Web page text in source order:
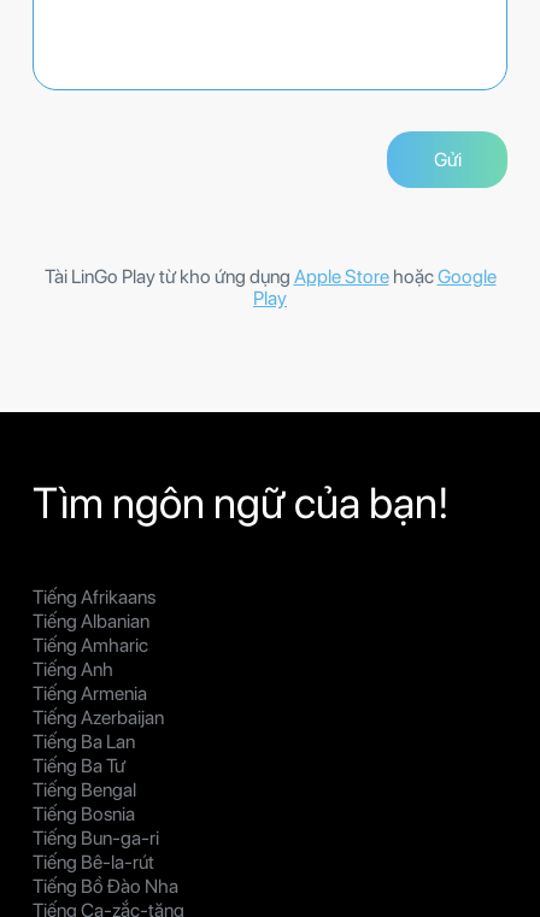
Tài LinGo Play từ kho ứng dụng Apple StorehoặcGoogle
Play
Tìm ngôn ngữ của bạn!
Tiếng Afrikaans
Tiếng Albanian
Tiếng Amharic
Tiếng Anh
Tiếng Armenia
Tiếng Azerbaijan
Tiếng Ba Lan
Tiếng Ba Tư
Tiếng Bengal
Tiếng Bosnia
Tiếng Bun-ga-ri
Tiếng Bê-la-rút
Tiếng Bồ Đào Nha
Tiếng Ca-zắc-tăng